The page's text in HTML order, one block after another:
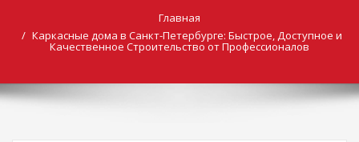
Главная
Каркасные дома в Санкт-Петербурге: Быстрое, Доступное и
Качественное Строительство от Профессионалов